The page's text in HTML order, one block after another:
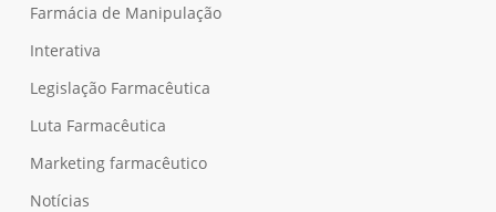
Farmácia de Manipulação
Interativa
Legislação Farmacêutica
Luta Farmacêutica
Marketing farmacêutico
Notícias